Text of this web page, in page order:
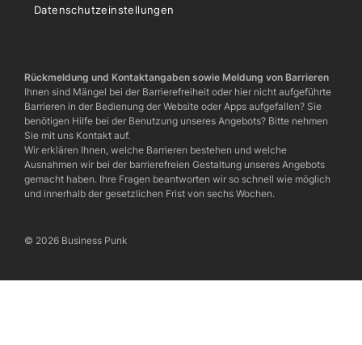
Datenschutzeinstellungen
Rückmeldung und Kontaktangaben sowie Meldung von Barrieren
Ihnen sind Mängel bei der Barrierefreiheit oder hier nicht aufgeführte
Barrieren in der Bedienung der Website oder Apps aufgefallen? Sie
benötigen Hilfe bei der Benutzung unseres Angebots? Bitte nehmen
Sie mit uns Kontakt auf.
Wir erklären Ihnen, welche Barrieren bestehen und welche
Ausnahmen wir bei der barrierefreien Gestaltung unseres Angebots
gemacht haben. Ihre Fragen beantworten wir so schnell wie möglich
und innerhalb der gesetzlichen Frist von sechs Wochen.
© 2026 Business Punk